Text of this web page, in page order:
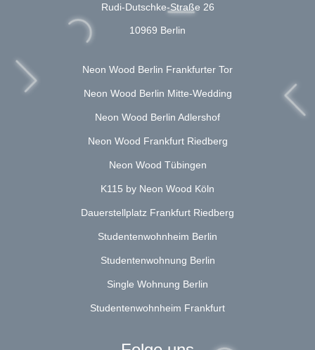
Rudi-Dutschke-Straße 26
10969 Berlin
Neon Wood Berlin Frankfurter Tor
Neon Wood Berlin Mitte-Wedding
Neon Wood Berlin Adlershof
Neon Wood Frankfurt Riedberg
Neon Wood Tübingen
K115 by Neon Wood Köln
Dauerstellplatz Frankfurt Riedberg
Studentenwohnheim Berlin
Studentenwohnung Berlin
Single Wohnung Berlin
Studentenwohnheim Frankfurt